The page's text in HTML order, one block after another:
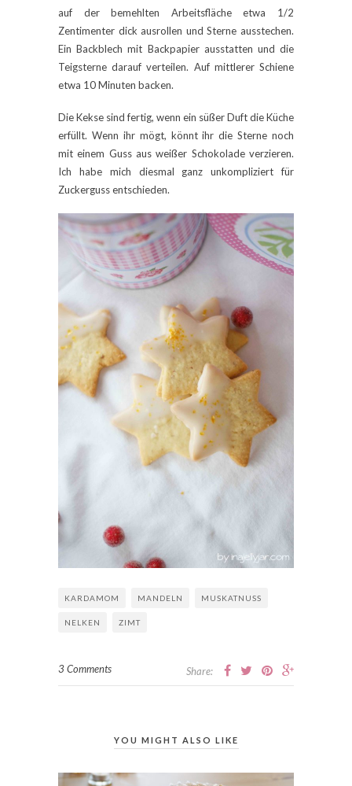
auf der bemehlten Arbeitsfläche etwa 1/2
Zentimenter dick ausrollen und Sterne ausstechen.
Ein Backblech mit Backpapier ausstatten und die
Teigsterne darauf verteilen. Auf mittlerer Schiene
etwa 10 Minuten backen.
Die Kekse sind fertig, wenn ein süßer Duft die Küche
erfüllt. Wenn ihr mögt, könnt ihr die Sterne noch
mit einem Guss aus weißer Schokolade verzieren.
Ich habe mich diesmal ganz unkompliziert für
Zuckerguss entschieden.
KARDAMOM MANDELN MUSKATNUSS
NELKEN ZIMT
3 Comments Share:
YOU MIGHT ALSO LIKE